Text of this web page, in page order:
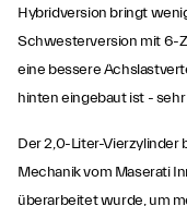
Hybridversion bringt
Schwesterversion mit 6-
eine bessere
hinten eingebaut ist -
Der 2,0-Liter-Vierzylinder
Mechanik vom Maserati
überarbeitet wurde, um